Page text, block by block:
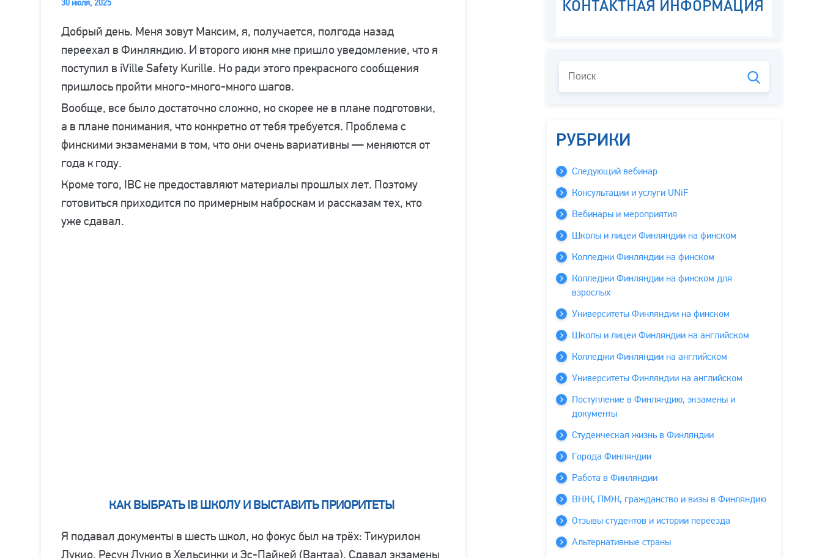
30 июля, 2025
Добрый день. Меня зовут Максим, я, получается, полгода назад
переехал в Финляндию. И второго июня мне пришло уведомление, что я
поступил в iVille Safety Kurille. Но ради этого прекрасного сообщения
пришлось пройти много-много-много шагов.
Вообще, все было достаточно сложно, но скорее не в плане подготовки,
а в плане понимания, что конкретно от тебя требуется. Проблема с
финскими экзаменами в том, что они очень вариативны — меняются от
года к году.
Кроме того, IBC не предоставляют материалы прошлых лет. Поэтому
готовиться приходится по примерным наброскам и рассказам тех, кто
уже сдавал.
КАК ВЫБРАТЬ IB ШКОЛУ И ВЫСТАВИТЬ ПРИОРИТЕТЫ
Я подавал документы в шесть школ, но фокус был на трёх: Тикурилон
Лукио, Ресун Лукио в Хельсинки и Эс-Пайкей (Вантаа). Сдавал экзамены
РУБРИКИ
Следующий вебинар
Консультации и услуги UNiF
Вебинары и мероприятия
Школы и лицеи Финляндии на финском
Колледжи Финляндии на финском
Колледжи Финляндии на финском для
взрослых
Университеты Финляндии на финском
Школы и лицеи Финляндии на английском
Колледжи Финляндии на английском
Университеты Финляндии на английском
Поступление в Финляндию, экзамены и
документы
Студенческая жизнь в Финляндии
Города Финляндии
Работа в Финляндии
ВНЖ, ПМЖ, гражданство и визы в Финляндию
Отзывы студентов и истории переезда
Альтернативные страны